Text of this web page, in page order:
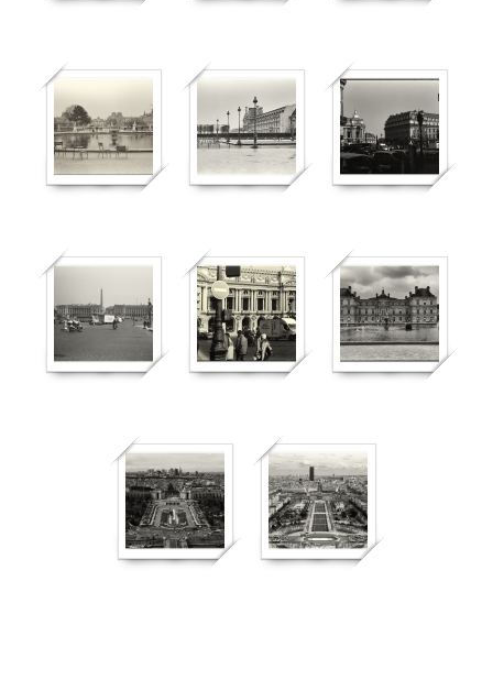
929 450 680
360
524
366
382